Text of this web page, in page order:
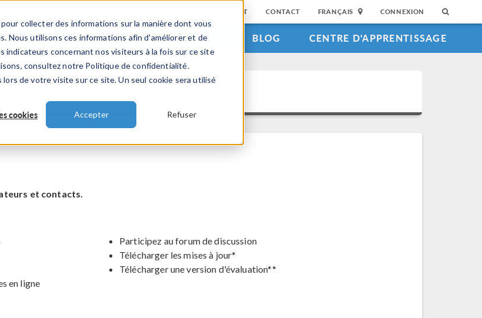
collecter des informations sur la manière dont vous
Nous utilisons ces informations afin d'améliorer et de
indicateurs concernant nos visiteurs à la fois sur ce site
consultez notre Politique de confidentialité.
de votre visite sur ce site. Un seul cookie sera utilisé
cookies Accepter Refuser
SUPPORT CONTACT FRANÇAIS CONNEXION
VIDEOS EVENEMENTS BLOG CENTRE D'APPRENTISSAGE
et contacts.
en ligne
Participez au forum de discussion
Télécharger les mises à jour*
Télécharger une version d'évaluation**